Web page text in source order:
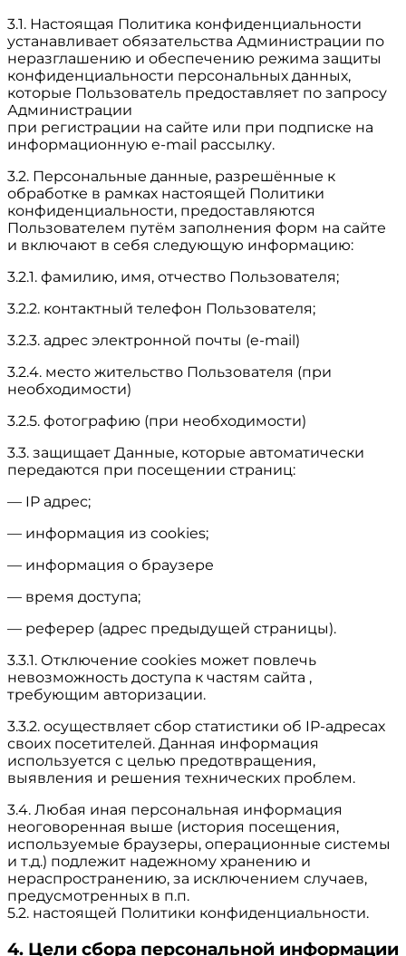
3.1. Настоящая Политика конфиденциальности
устанавливает обязательства Администрации по
неразглашению и обеспечению режима защиты
конфиденциальности персональных данных,
которые Пользователь предоставляет по запросу
Администрации
при регистрации на сайте или при подписке на
информационную e-mail рассылку.
3.2. Персональные данные, разрешённые к
обработке в рамках настоящей Политики
конфиденциальности, предоставляются
Пользователем путём заполнения форм на сайте
и включают в себя следующую информацию:
3.2.1. фамилию, имя, отчество Пользователя;
3.2.2. контактный телефон Пользователя;
3.2.3. адрес электронной почты (e-mail)
3.2.4. место жительство Пользователя (при
необходимости)
3.2.5. фотографию (при необходимости)
3.3. защищает Данные, которые автоматически
передаются при посещении страниц:
— IP адрес;
— информация из cookies;
— информация о браузере
— время доступа;
— реферер (адрес предыдущей страницы).
3.3.1. Отключение cookies может повлечь
невозможность доступа к частям сайта ,
требующим авторизации.
3.3.2. осуществляет сбор статистики об IP-адресах
своих посетителей. Данная информация
используется с целью предотвращения,
выявления и решения технических проблем.
3.4. Любая иная персональная информация
неоговоренная выше (история посещения,
используемые браузеры, операционные системы
и т.д.) подлежит надежному хранению и
нераспространению, за исключением случаев,
предусмотренных в п.п.
5.2. настоящей Политики конфиденциальности.
4. Цели сбора персональной информации